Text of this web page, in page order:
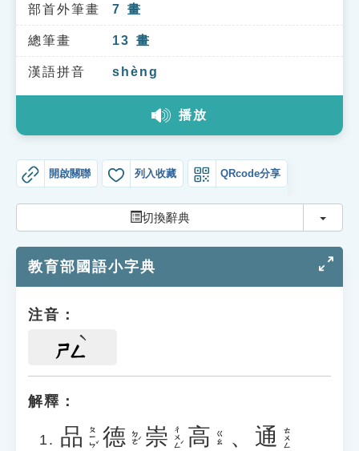
知識索引
單字索引
生命大百科索引
教學應用
貓頭鷹博士
部首外筆畫 7 畫
總筆畫 13 畫
漢語拼音 shèng
播放
開啟關聯 列入收藏 QRcode分享
切換辭典 切換
教育部國語小字典
注音：
ㄕㄥ
解釋：
品 ㄆㄧㄣˇ 德 ㄉㄜˊ 崇 ㄔㄨㄥˊ 高 ㄍㄠ 、 通 ㄊㄨㄥ